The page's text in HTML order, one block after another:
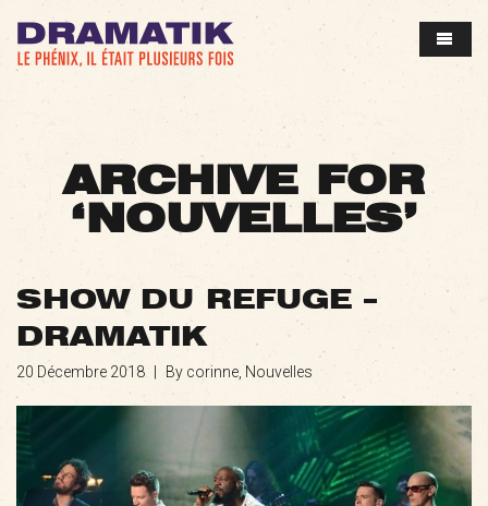
ARCHIVE FOR
‘NOUVELLES’
SHOW DU REFUGE –
DRAMATIK
20 Décembre 2018 By corinne, Nouvelles